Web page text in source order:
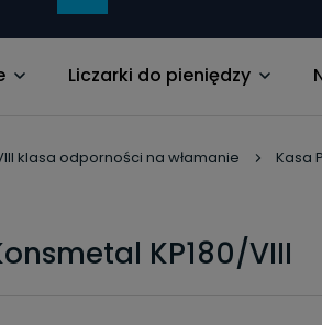
Liczarki do pieniędzy
klasa odporności na włamanie Kasa
KP180/VIII